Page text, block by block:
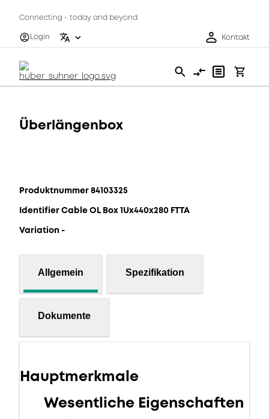
Connecting - today and beyond
Login
Kontakt
Überlängenbox
Produktnummer 84103325
Identifier Cable OL Box 1Ux440x280 FTTA
Variation -
Allgemein Spezifikation
Dokumente
Hauptmerkmale
Wesentliche Eigenschaften